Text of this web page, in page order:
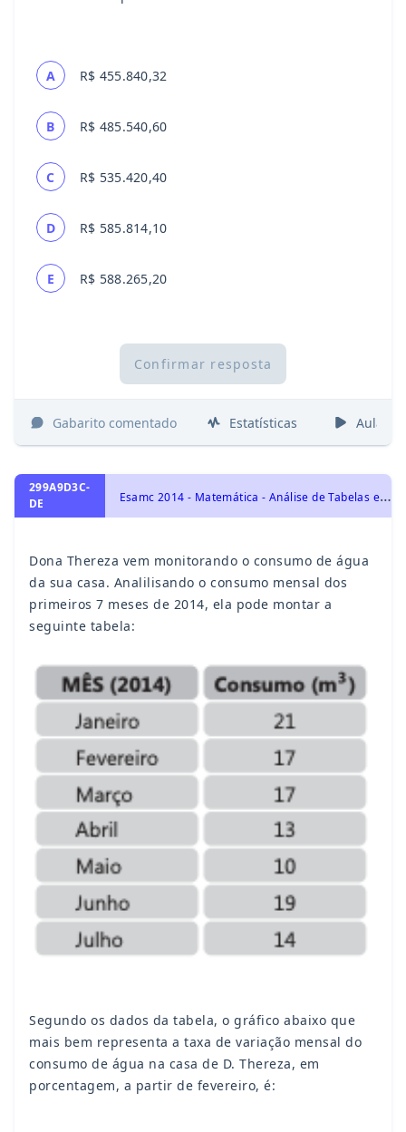
A R$ 455.840,32
B R$ 485.540,60
C R$ 535.420,40
D R$ 585.814,10
E R$ 588.265,20
Confirmar resposta
Gabarito comentado Estatísticas Aulas
299A9D3C-
DE
E
samc 2014 - Matemática - Análise de Tabelas e Gráficos
Dona Thereza vem monitorando o consumo de água
da sua casa. Analilisando o consumo mensal dos
primeiros 7 meses de 2014, ela pode montar a
seguinte tabela:
Segundo os dados da tabela, o gráfico abaixo que
mais bem representa a taxa de variação mensal do
consumo de água na casa de D. Thereza, em
porcentagem, a partir de fevereiro, é: